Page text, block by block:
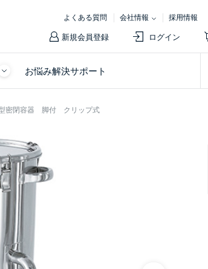
よくある質問 会社情報 採用情報
新規会員登録 ログイン
お悩み解決サポート
型密閉容器 脚付 クリップ式